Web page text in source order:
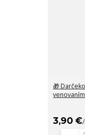
🎁
3,90 €/